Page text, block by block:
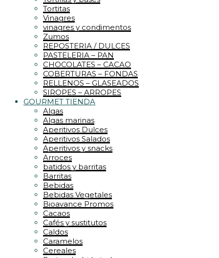
Tortitas
Vinagres
vinagres y condimentos
Zumos
REPOSTERIA / DULCES
PASTELERIA – PAN
CHOCOLATES – CACAO
COBERTURAS – FONDAS
RELLENOS – GLASEADOS
SIROPES – ARROPES
GOURMET TIENDA
Algas
Algas marinas
Aperitivos Dulces
Aperitivos Salados
Aperitivos y snacks
Arroces
batidos y barritas
Barritas
Bebidas
Bebidas Vegetales
Bioavance Promos
Cacaos
Cafés y sustitutos
Caldos
Caramelos
Cereales